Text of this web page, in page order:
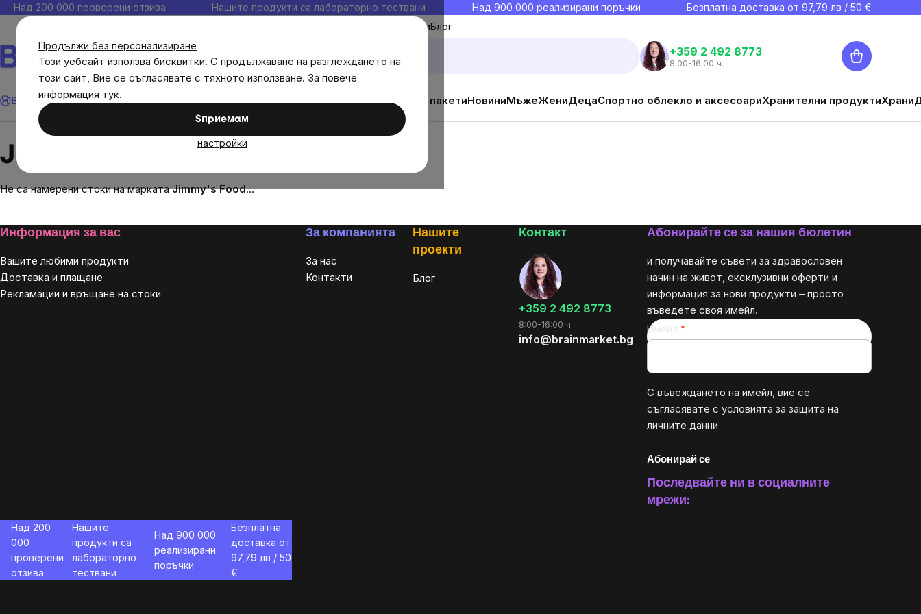
Продължи без персонализиране
Този уебсайт използва бисквитки. С продължаване на разглеждането на
този сайт, Вие се съгласявате с тяхното използване. За повече
информация тук.
Sпpиeмaм
настройки
Прескочи
към
съдържанието
Над 200 000 проверени отзива Нашите продукти са лабораторно тествани Над 900 000 реализирани поръчки Безплатна доставка от 97,79 лв / 50 €
Моите любимиБлог
+359 2 492 8773
8:00-16:00 ч.
Количка
Brainmax Имунитет Акции💪 WomenPowerЦелиДиетични добавкиИзгодни пакетиНовиниМъжеЖениДецаСпортно облекло и аксесоариХранителни продуктиХрани
Jimmy's Food
Не са намерени стоки на маркатаJimmy's Food...
Footer
Информация за вас
Вашите любими продукти
Доставка и плащане
Рекламации и връщане на стоки
За компанията
За нас
Контакти
Нашите
проекти
Блог
Контакт
+359 2 492 8773
8:00-16:00 ч.
info@brainmarket.bg
Абонирайте се за нашия бюлетин
и получавайте съвети за здравословен
начин на живот, ексклузивни оферти и
информация за нови продукти – просто
въведете своя имейл.
Имейл
С въвеждането на имейл, вие се
съгласявате с условията за защита на
личните данни
Абонирай се
Последвайте ни в социалните
мрежи:
Над 200
000
проверени
отзива
Нашите
продукти са
лабораторно
тествани
Над 900 000
реализирани
поръчки
Безплатна
доставка от
97,79 лв / 50
€